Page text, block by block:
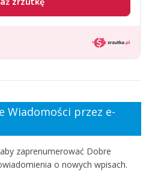
Wiadomości przez e-
zaprenumerować Dobre
o nowych wpisach.